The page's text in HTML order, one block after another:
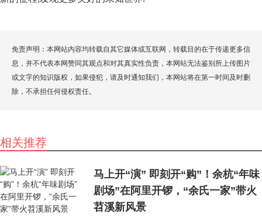
免责声明：本网站内容均转载自其它媒体或互联网，转载目的在于传递更多信
息，并不代表本网赞同其观点和对其真实性负责，本网站无法鉴别所上传图片
或文字的知识版权，如果侵犯，请及时通知我们，本网站将在第一时间及时删
除，不承担任何侵权责任。
相关推荐
马上开“演” 即刻开“购”！余杭“年味
剧场”在阿里开锣，“余氏一家”带火
苕溪新风景